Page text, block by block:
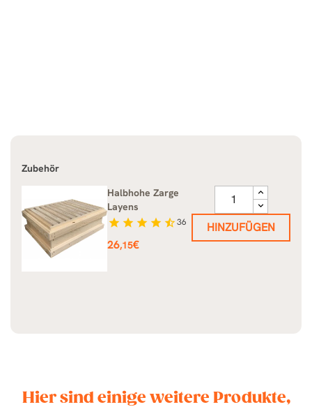
Zubehör
Halbhohe Zarge
Layens
star star star star star_half36
Preis
26,15€
HINZUFÜGEN
Hier sind einige weitere Produkte,